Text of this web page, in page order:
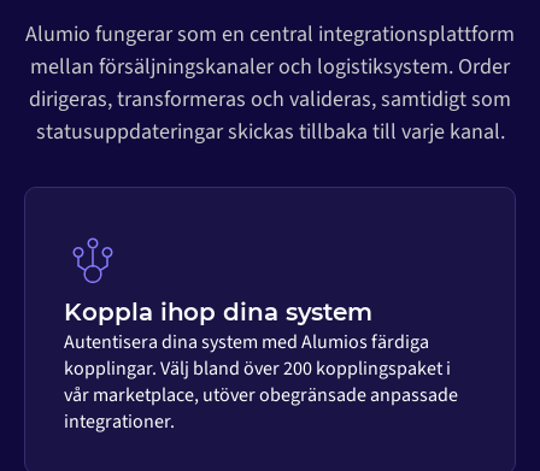
Alumio fungerar som en central integrationsplattform
mellan försäljningskanaler och logistiksystem. Order
dirigeras, transformeras och valideras, samtidigt som
statusuppdateringar skickas tillbaka till varje kanal.
Koppla ihop dina system
Autentisera dina system med Alumios färdiga
kopplingar. Välj bland över 200 kopplingspaket i
vår marketplace, utöver obegränsade anpassade
integrationer.